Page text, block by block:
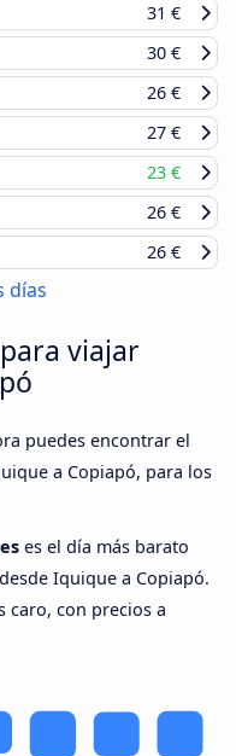
31 €
30 €
26 €
27 €
23 €
26 €
26 €
días
viajar
puedes encontrar el
a Copiapó, para los
es el día más barato
Iquique a Copiapó.
caro, con precios a